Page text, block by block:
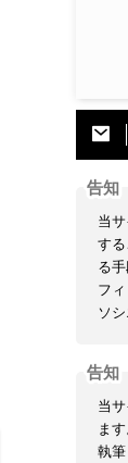
告知
当
す
る
フ
ソ
告知
当
ま
執